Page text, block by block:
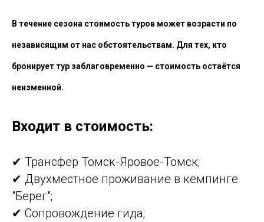
В течение сезона стоимость туров может возрасти по
независящим от нас обстоятельствам. Для тех, кто
бронирует тур заблаговременно — стоимость остаётся
неизменной.
Входит в стоимость:
✔ Трансфер Томск-Яровое-Томск;
✔ Двухместное проживание в кемпинге
"Берег";
✔ Сопровождение гида;